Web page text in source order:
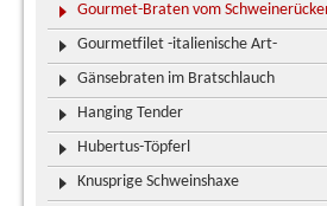
Gourmet-Braten vom
Gourmetfilet -italienische Art-
Gänsebraten im Bratschlauch
Hanging Tender
Hubertus-Töpferl
Knusprige Schweinshaxe